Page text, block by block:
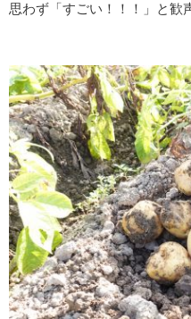
思わず「すごい！！！」と歓